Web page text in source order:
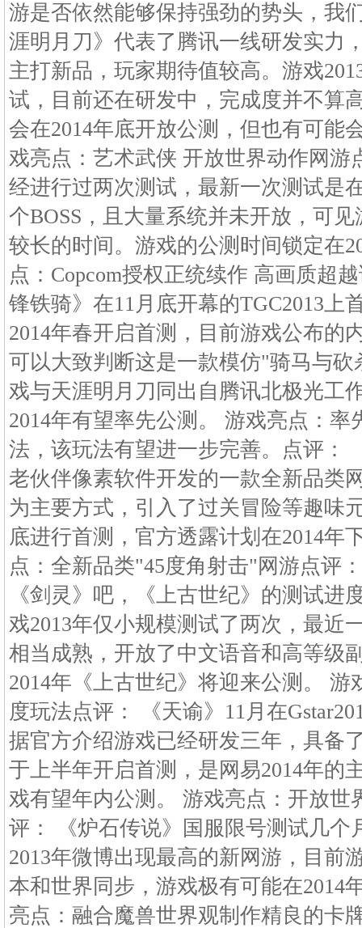
游是否依然能够保持强劲的势头，我
涯明月刀》代表了腾讯一线研发实力
主打新品，玩家期待值较高。游戏
试，目前还在研发中，完成度并不算
会在2014年底开放公测，但也有可能
戏亮点：艺术武侠 开放世界动作网游
经进行过两次测试，最新一次测试是
个BOSS，且大量系统并未开放，可
较长的时间。游戏的公测时间锁定在
点：Copcom授权正统续作 高画质超
锋铁骑》在11月底开幕的TGC2013上
2014年春开启首测，目前游戏公布的
可以大致判断这是一款模仿"骑马与
戏与天涯明月刀同出自腾讯北极光工
2014年有望率先公测。 游戏亮点：
法，该玩法有望进一步完善。点评：
老伙伴像素软件开发的一款全新品类
为主要方式，引入了过关冒险等趣味
底进行首测，官方透露计划在2014年
点：全新品类"45度角射击"网游点评
《剑灵》吧，《上古世纪》的测试进
戏2013年仅小规模测试了两次，最近
相当成熟，开放了中文语音和高等级
2014年《上古世纪》将迎来公测。
度玩法点评： 《天谕》11月在
据官方介绍游戏已经研发三年，具备
于上半年开启首测，是网易2014年的
戏有望年内公测。 游戏亮点：开放世
评： 《炉石传说》国服限号测试几个
2013年微博出现最高的新网游，目前
本和世界同步，游戏极有可能在2014
亮点：融合魔兽世界观制作精良的卡